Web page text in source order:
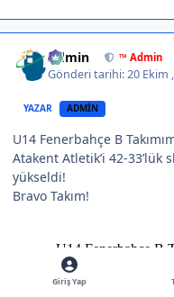
Admin ™ Admin
Gönderi tarihi:20 Ekim
YAZAR ADMIN
U14 Fenerbahçe B
Atakent Atletik’i 42-33’lük
yükseldi!
Bravo Takım!
Giriş Yap